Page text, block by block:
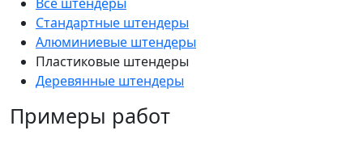
Все штендеры
Стандартные штендеры
Алюминиевые штендеры
Пластиковые штендеры
Деревянные штендеры
Примеры работ